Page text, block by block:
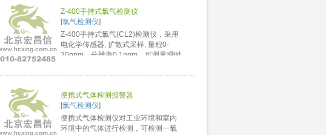
业、环保、城市建设等行业中。 功能
介绍： 1、IP66/67高度防水...
Z-400手持式氯气检测仪
[氯气检测仪]
Z-400手持式氯气(CL2)检测仪，采用
电化学传感器, 扩散式采样, 量程0-
20ppm，分辨率0.1ppm，可测量瞬时
小时平均值TWA。LCD数字显示，读
点可设置为测量范围内的任意值，电
池低电量显示。 ZDL-400具有数...
便携式气体检测报警器
[氯气检测仪]
便携式气体检测仪对工业环境和室内
环境中的气体进行检测，可检测一氧